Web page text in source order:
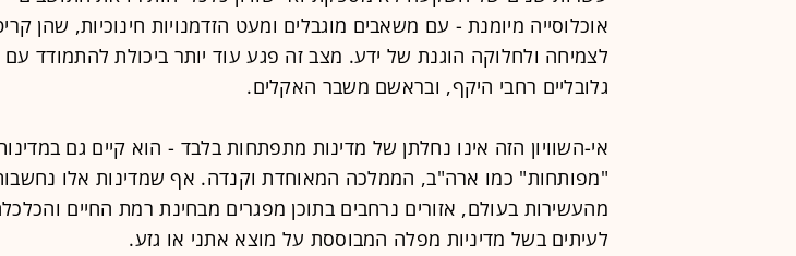
אוכלוסייה מיומנת - עם משאבים מוגבלים ומעט הזדמנויות חינוכיות, שהן
לצמיחה ולחלוקה הוגנת של ידע. מצב זה פגע עוד יותר ביכולת להתמודד עם
גלובליים רחבי היקף, ובראשם משבר האקלים.
אי-השוויון הזה אינו נחלתן של מדינות מתפתחות בלבד - הוא קיים גם
"מפותחות" כמו ארה"ב, הממלכה המאוחדת וקנדה. אף שמדינות אלו
מהעשירות בעולם, אזורים נרחבים בתוכן מפגרים מבחינת רמת החיים
לעיתים בשל מדיניות מפלה המבוססת על מוצא אתני או גזע.